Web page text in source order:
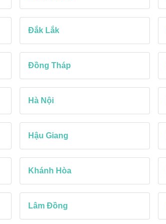
Đắk Lắk
Đồng Tháp
Hà Nội
Hậu Giang
Khánh Hòa
Lâm Đồng